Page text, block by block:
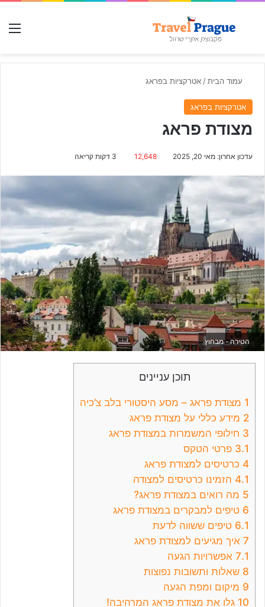
חפש עבור
עמוד הבית/ אטרקציות בפראג
אטרקציות בפראג
מצודת פראג
עדכון אחרון: מאי 20, 2025 12,648
הטירה - מבחוץ
תוכן עניינים
1 מצודת פראג – מסע היסטורי בלב צ’כיה
2 מידע כללי על מצודת פראג
3 חילופי המשמרות במצודת פראג
3.1 פרטי הטקס
4 כרטיסים למצודת פראג
4.1 הזמינו כרטיסים למצודה
5 מה רואים במצודת פראג?
6 טיפים למבקרים במצודת פראג
6.1 טיפים ששווה לדעת
7 איך מגיעים למצודת פראג
7.1 אפשרויות הגעה
8 שאלות ותשובות נפוצות
9 מיקום ומפת הגעה
10 גלו את מצודת פראג המרהיבה!